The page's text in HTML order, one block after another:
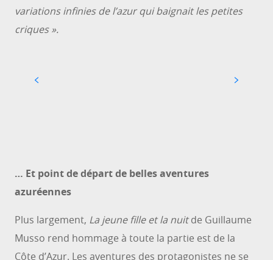
variations infinies de l’azur qui baignait les petites
criques ».
À la fin des années 1940, les jazzmen américains
… Et point de départ de belles aventures
azuréennes
Plus largement, La jeune fille et la nuitde Guillaume
Musso rend hommage à toute la partie est de la
Côte d’Azur. Les aventures des protagonistes ne se